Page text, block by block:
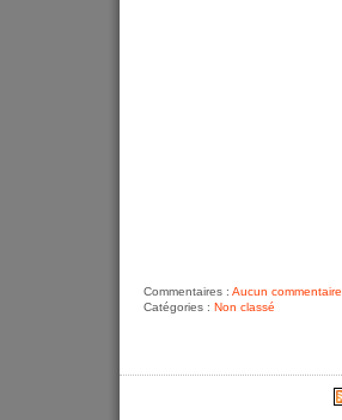
Commentaires : Aucun commentaire
Catégories : Non classé